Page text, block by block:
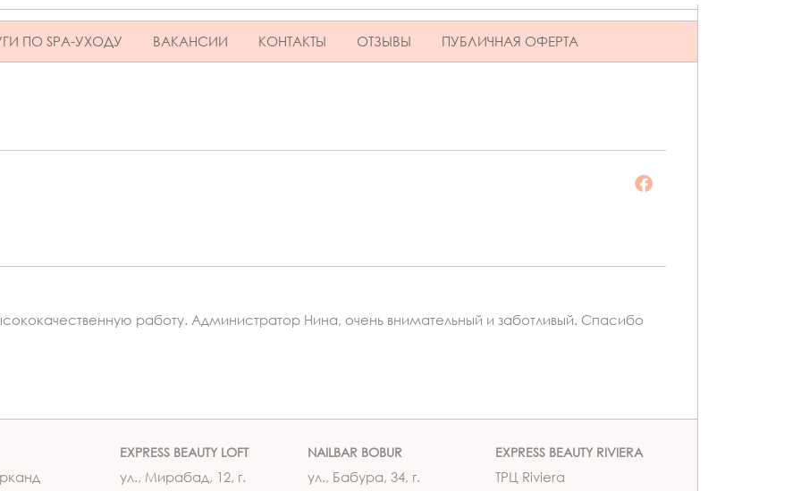
ПО SPA-УХОДУ ВАКАНСИИ КОНТАКТЫ ОТЗЫВЫ ПУБЛИЧНАЯ ОФЕРТА
работу. Администратор Нина, очень внимательный и заботливый. Спасибо
EXPRESS BEAUTY LOFT
ул., Мирабад, 12, г.
NAILBAR BOBUR
ул., Бабура, 34, г.
EXPRESS BEAUTY RIVIERA
ТРЦ Riviera